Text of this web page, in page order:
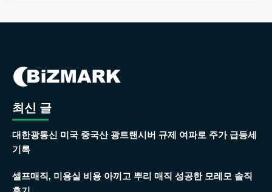
최신 글
대한광통신 미국 중국산 광트랜시버 규제 여파로 주가 급등세
기록
셀프매직, 미용실 비용 아끼고 뿌리 매직 성공한 모레모 솔직